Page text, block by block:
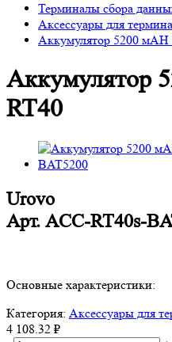
Терминалы сбора
Аксессуары для
Аккумулятор 5200
Аккумулятор
RT40
Urovo
Арт. ACC-RT40s-
Основные характеристики:
Категория: Аксессуары для
4 108.32 ₽